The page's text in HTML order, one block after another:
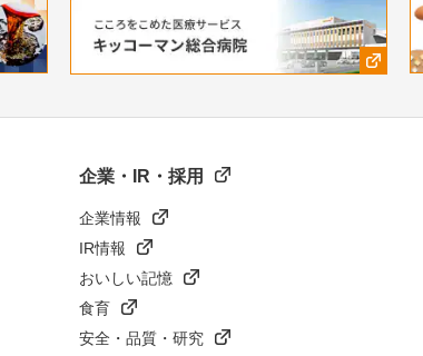
企業・IR・採用
企業情報
IR情報
おいしい記憶
食育
安全・品質・研究